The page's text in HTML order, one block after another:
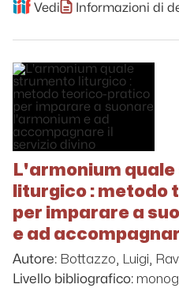
Vedi Informazioni di
L'armonium
liturgico : metodo
per imparare a
e ad
Autore: Bottazzo, Luigi,
Livello bibliografico: